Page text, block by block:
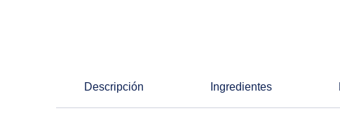
Descripción Ingredientes